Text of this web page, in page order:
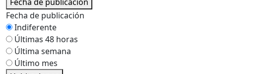
Fecha de publicación
Indiferente
Últimas 48 horas
Última semana
Último mes